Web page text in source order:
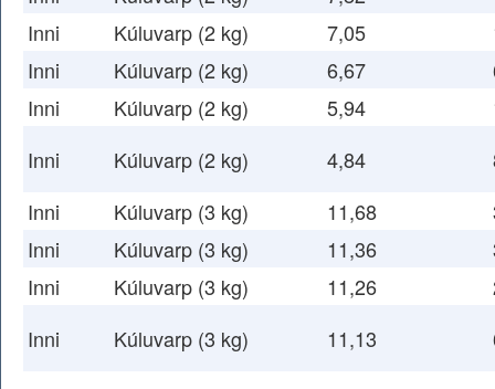
Inni
Kúluvarp (2 kg) 7,05
Inni
Kúluvarp (2 kg) 6,67
Inni
Kúluvarp (2 kg) 5,94
Inni
Kúluvarp (2 kg) 4,84
Inni
Kúluvarp (3 kg) 11,68
Inni
Kúluvarp (3 kg) 11,36
Inni
Kúluvarp (3 kg) 11,26
Inni
Kúluvarp (3 kg) 11,13